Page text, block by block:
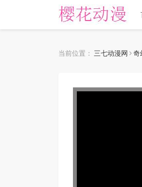
当前位置： 三七动漫网 奇